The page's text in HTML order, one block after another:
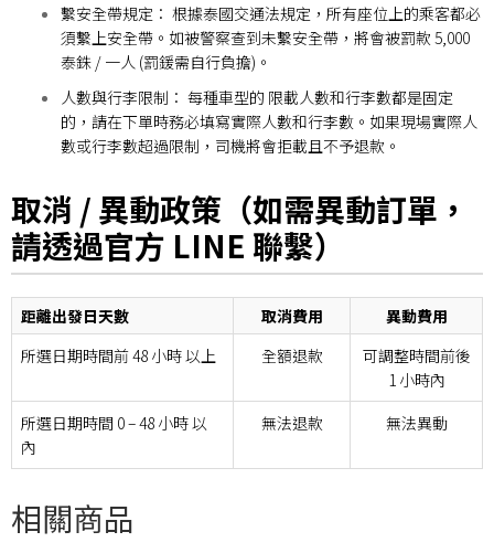
繫安全帶規定： 根據泰國交通法規定，所有座位上的乘客都必
須繫上安全帶。如被警察查到未繫安全帶，將會被罰款 5,000
泰銖 / 一人 (罰鍰需自行負擔)。
人數與行李限制： 每種車型的 限載人數和行李數都是固定
的，請在下單時務必填寫實際人數和行李數。如果現場實際人
數或行李數超過限制，司機將會拒載且不予退款。
取消 / 異動政策（如需異動訂單，
請透過官方 LINE 聯繫）
距離出發日天數 取消費用
異動費用
所選日期時間前 48 小時 以上 全額退款
可調整時間前後
1 小時內
所選日期時間 0 – 48 小時 以
內
無法退款 無法異動
相關商品